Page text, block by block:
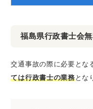
福島県行政書士会
交通事故の際に必要とな
ては行政書士の業務とな